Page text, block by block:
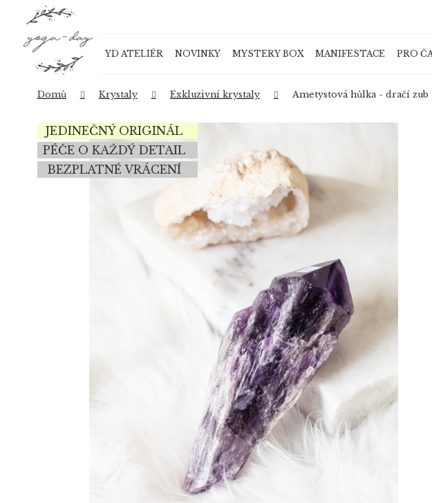
YD ATELIÉR
NOVINKY MYSTERY BOX MANIFESTACE PRO
Domů Krystaly Exkluzivní krystaly Ametystová hůlka - dračí zub
JEDINEČNÝ ORIGINÁL
PÉČE O KAŽDÝ DETAIL
BEZPLATNÉ VRÁCENÍ
Zpět
do
obchodu
Zpět
do
obchodu
Co